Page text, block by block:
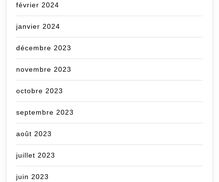
février 2024
janvier 2024
décembre 2023
novembre 2023
octobre 2023
septembre 2023
août 2023
juillet 2023
juin 2023